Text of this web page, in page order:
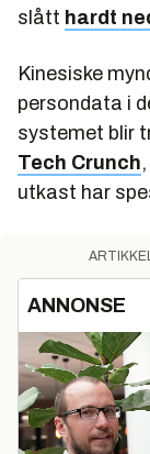
slått hardt
Kinesiske
persondata i
systemet blir
Tech Crunch
utkast har
ANNONSE